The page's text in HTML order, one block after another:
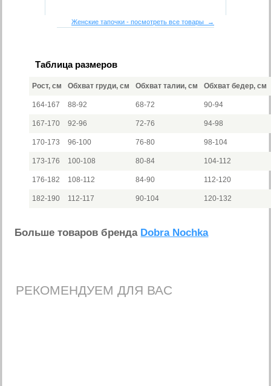
Женские тапочки - посмотреть все товары →
Таблица размеров
Рост, см Обхват груди, см Обхват талии, см Обхват бедер, см
164-167 88-92 68-72 90-94
167-170 92-96 72-76 94-98
170-173 96-100 76-80 98-104
173-176 100-108 80-84 104-112
176-182 108-112 84-90 112-120
182-190 112-117 90-104 120-132
Больше товаров бренда Dobra Nochka
РЕКОМЕНДУЕМ ДЛЯ ВАС